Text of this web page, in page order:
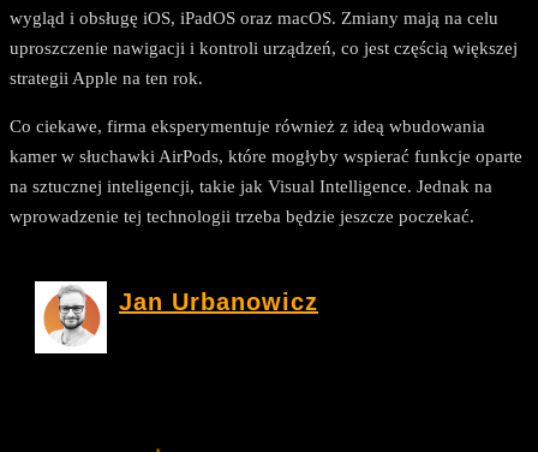
wygląd i obsługę iOS, iPadOS oraz macOS. Zmiany mają na celu
uproszczenie nawigacji i kontroli urządzeń, co jest częścią większej
strategii Apple na ten rok.
Co ciekawe, firma eksperymentuje również z ideą wbudowania
kamer w słuchawki AirPods, które mogłyby wspierać funkcje oparte
na sztucznej inteligencji, takie jak Visual Intelligence. Jednak na
wprowadzenie tej technologii trzeba będzie jeszcze poczekać.
Jan Urbanowicz